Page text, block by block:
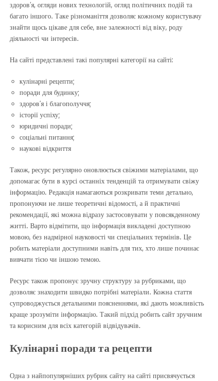
здоров’я, огляди нових технологій, огляд політичних подій та
багато іншого. Таке різноманіття дозволяє кожному користувачу
знайти щось цікаве для себе, вне залежності від віку, роду
діяльності чи інтересів.
На сайті представлені такі популярні категорії на сайті:
кулінарні рецепти;
поради для будинку;
здоров’я і благополуччя;
історії успіху;
юридичні поради;
соціальні питання;
наукові відкриття
Також, ресурс регулярно оновлюється свіжими матеріалами, що
допомагає бути в курсі останніх тенденцій та отримувати свіжу
інформацію. Редакція намагаються розкривати теми детально,
пропонуючи не лише теоретичні відомості, а й практичні
рекомендації, які можна відразу застосовувати у повсякденному
житті. Варто відмітити, що інформація викладені доступною
мовою, без надмірної науковості чи спеціальних термінів. Це
робить матеріали доступними навіть для тих, хто лише починає
вивчати тією чи іншою темою.
Ресурс також пропонує зручну структуру за рубриками, що
дозволяє знаходити швидко потрібні матеріали. Кожна стаття
супроводжується детальними поясненнями, які дають можливість
краще зрозуміти інформацію. Такий підхід робить сайт зручним
та корисним для всіх категорій відвідувачів.
Кулінарні поради та рецепти
Одна з найпопулярніших рубрик сайту на сайті присвячується